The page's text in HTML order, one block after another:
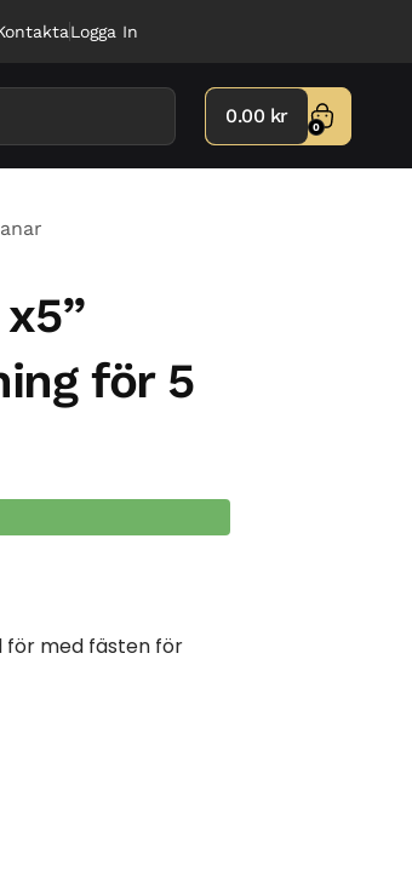
Logga In
0.00 kr 0
för 5
för med fästen för